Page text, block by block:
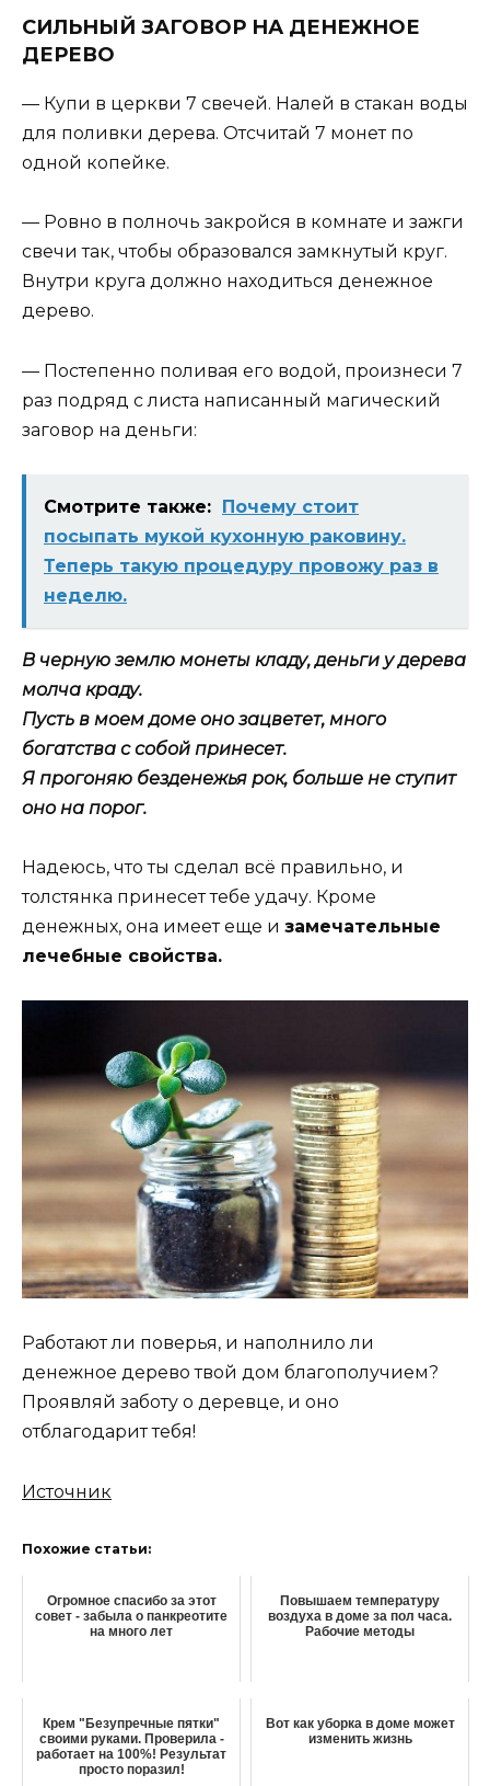
СИЛЬНЫЙ ЗАГОВОР НА ДЕНЕЖНОЕ
ДЕРЕВО
— Купи в церкви 7 свечей. Налей в стакан воды
для поливки дерева. Отсчитай 7 монет по
одной копейке.
— Ровно в полночь закройся в комнате и зажги
свечи так, чтобы образовался замкнутый круг.
Внутри круга должно находиться денежное
дерево.
— Постепенно поливая его водой, произнеси 7
раз подряд с листа написанный магический
заговор на деньги:
Смотрите также: Почему стоит
посыпать мукой кухонную раковину.
Теперь такую процедуру провожу раз в
неделю.
В черную землю монеты кладу, деньги у дерева
молча краду.
Пусть в моем доме оно зацветет, много
богатства с собой принесет.
Я прогоняю безденежья рок, больше не ступит
оно на порог.
Надеюсь, что ты сделал всё правильно, и
толстянка принесет тебе удачу. Кроме
денежных, она имеет еще и замечательные
лечебные свойства.
Работают ли поверья, и наполнило ли
денежное дерево твой дом благополучием?
Проявляй заботу о деревце, и оно
отблагодарит тебя!
Источник
Похожие статьи:
Огромное спасибо за этот
совет - забыла о панкреотите
на много лет
Повышаем температуру
воздуха в доме за пол часа.
Рабочие методы
Крем "Безупречные пятки"
своими руками. Проверила -
работает на 100%! Результат
просто поразил!
Вот как уборка в доме может
изменить жизнь